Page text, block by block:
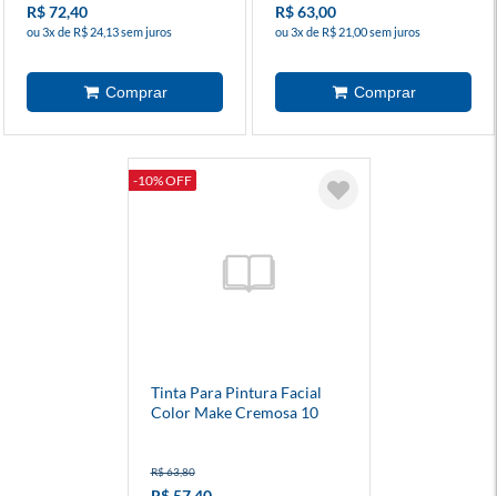
R$ 72,40
ou 3x de R$ 24,13 sem juros
R$ 63,00
ou 3x de R$ 21,00 sem juros
-10% OFF
Tinta Para Pintura Facial
Color Make Cremosa 10
R$ 63,80